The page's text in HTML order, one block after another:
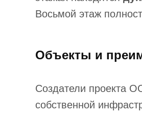
Восьмой этаж
Объекты и
Создатели проекта
собственной